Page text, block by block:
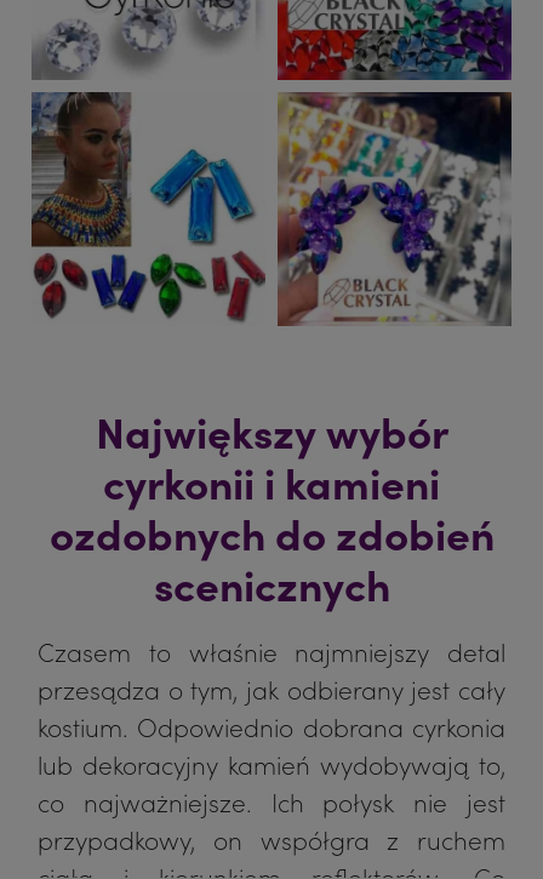
Największy wybór
cyrkonii i kamieni
ozdobnych do zdobień
scenicznych
Czasem to właśnie najmniejszy detal
przesądza o tym, jak odbierany jest cały
kostium. Odpowiednio dobrana cyrkonia
lub dekoracyjny kamień wydobywają to,
co najważniejsze. Ich połysk nie jest
przypadkowy, on współgra z ruchem